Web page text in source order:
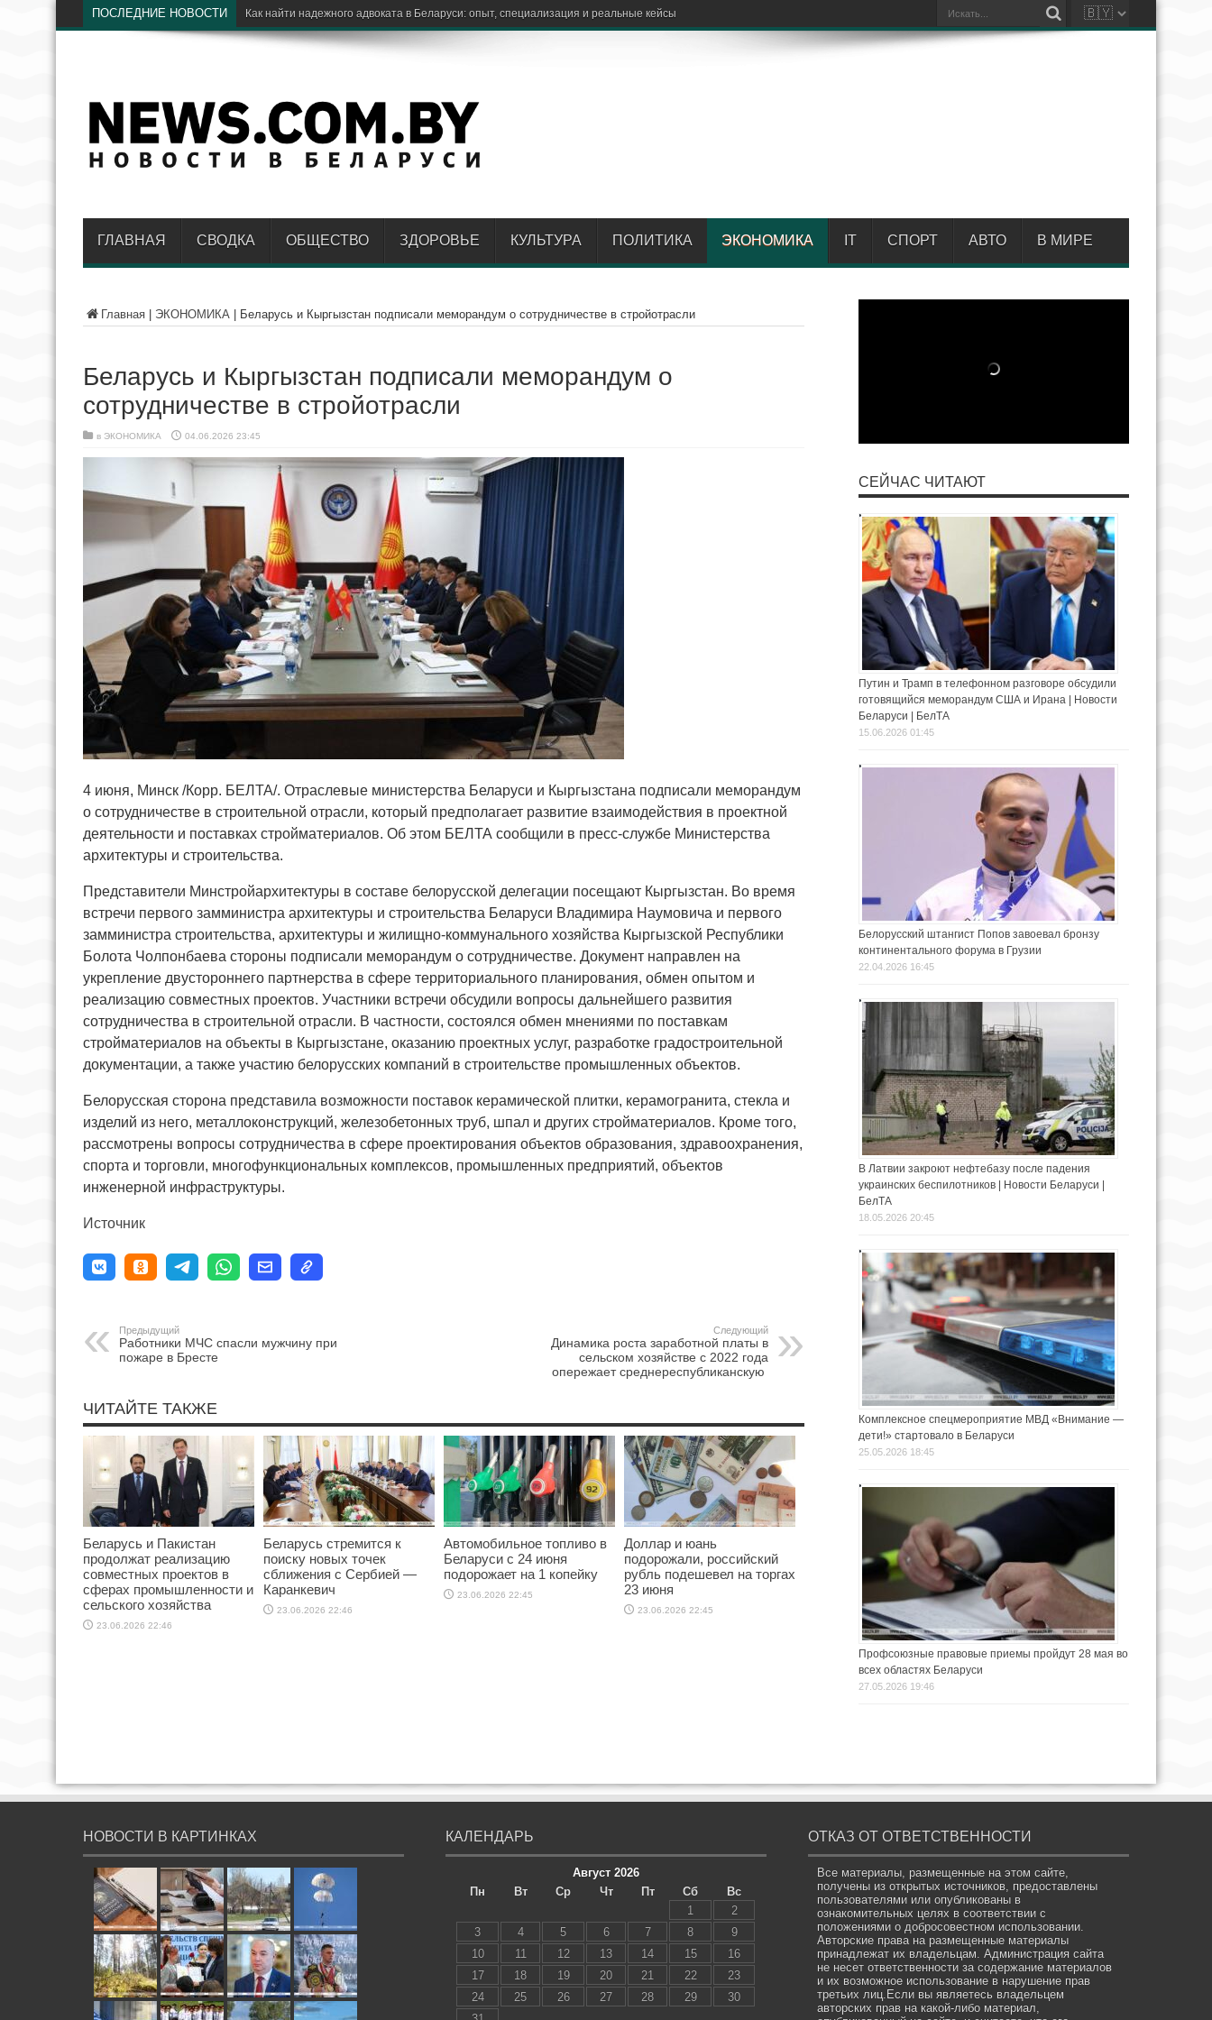
ПОСЛЕДНИЕ НОВОСТИ Как найти надежного адвоката в Беларуси: опыт, специализация и реальные кейсы
ГЛАВНАЯ СВОДКА ОБЩЕСТВО ЗДОРОВЬЕ КУЛЬТУРА ПОЛИТИКА ЭКОНОМИКА IT СПОРТ АВТО В МИРЕ
Главная ЭКОНОМИКА Беларусь и Кыргызстан подписали меморандум о сотрудничестве в стройотрасли
Беларусь и Кыргызстан подписали меморандум о
сотрудничестве в стройотрасли
в ЭКОНОМИКА 04.06.2026 23:45
4 июня, Минск /Корр. БЕЛТА/. Отраслевые министерства Беларуси и Кыргызстана подписали меморандум
о сотрудничестве в строительной отрасли, который предполагает развитие взаимодействия в проектной
деятельности и поставках стройматериалов. Об этом БЕЛТА сообщили в пресс-службе Министерства
архитектуры и строительства.
Представители Минстройархитектуры в составе белорусской делегации посещают Кыргызстан. Во время
встречи первого замминистра архитектуры и строительства Беларуси Владимира Наумовича и первого
замминистра строительства, архитектуры и жилищно-коммунального хозяйства Кыргызской Республики
Болота Чолпонбаева стороны подписали меморандум о сотрудничестве. Документ направлен на
укрепление двустороннего партнерства в сфере территориального планирования, обмен опытом и
реализацию совместных проектов. Участники встречи обсудили вопросы дальнейшего развития
сотрудничества в строительной отрасли. В частности, состоялся обмен мнениями по поставкам
стройматериалов на объекты в Кыргызстане, оказанию проектных услуг, разработке градостроительной
документации, а также участию белорусских компаний в строительстве промышленных объектов.
Белорусская сторона представила возможности поставок керамической плитки, керамогранита, стекла и
изделий из него, металлоконструкций, железобетонных труб, шпал и других стройматериалов. Кроме того,
рассмотрены вопросы сотрудничества в сфере проектирования объектов образования, здравоохранения,
спорта и торговли, многофункциональных комплексов, промышленных предприятий, объектов
инженерной инфраструктуры.
Источник
Предыдущий
Работники МЧС спасли мужчину при
пожаре в Бресте
Следующий
Динамика роста заработной платы в
сельском хозяйстве с 2022 года
опережает среднереспубликанскую
ЧИТАЙТЕ ТАКЖЕ
Беларусь и Пакистан
продолжат реализацию
совместных проектов в
сферах промышленности и
сельского хозяйства
23.06.2026 22:46
Беларусь стремится к
поиску новых точек
сближения с Сербией —
Каранкевич
23.06.2026 22:46
Автомобильное топливо в
Беларуси с 24 июня
подорожает на 1 копейку
23.06.2026 22:45
Доллар и юань
подорожали, российский
рубль подешевел на торгах
23 июня
23.06.2026 22:45
СЕЙЧАС ЧИТАЮТ
Путин и Трамп в телефонном разговоре обсудили
готовящийся меморандум США и Ирана | Новости
Беларуси | БелТА
15.06.2026 01:45
Белорусский штангист Попов завоевал бронзу
континентального форума в Грузии
22.04.2026 16:45
В Латвии закроют нефтебазу после падения
украинских беспилотников | Новости Беларуси |
БелТА
18.05.2026 20:45
Комплексное спецмероприятие МВД «Внимание —
дети!» стартовало в Беларуси
25.05.2026 18:45
Профсоюзные правовые приемы пройдут 28 мая во
всех областях Беларуси
27.05.2026 19:46
НОВОСТИ В КАРТИНКАХ КАЛЕНДАРЬ
Август 2026
Пн
Вт Ср Чт Пт Сб
Вс
1
2
3
4 5 6 7 8
9
10
11 12 13 14 15
16
17
18 19 20 21 22
23
24
25 26 27 28 29
30
ОТКАЗ ОТ ОТВЕТСТВЕННОСТИ
Все материалы, размещенные на этом сайте,
получены из открытых источников, предоставлены
пользователями или опубликованы в
ознакомительных целях в соответствии с
положениями о добросовестном использовании.
Авторские права на размещенные материалы
принадлежат их владельцам. Администрация сайта
не несет ответственности за содержание материалов
и их возможное использование в нарушение прав
третьих лиц.Если вы являетесь владельцем
авторских прав на какой-либо материал,